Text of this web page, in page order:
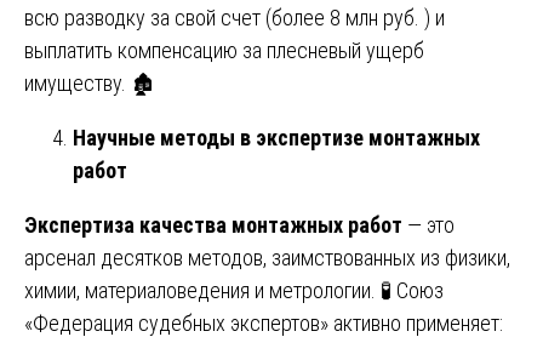
всю разводку за свой счет (более 8 млн руб. ) и
выплатить компенсацию за плесневый ущерб
имуществу. 🏚️
Научные методы в экспертизе монтажных
работ
Экспертиза качества монтажных работ — это
арсенал десятков методов, заимствованных из физики,
химии, материаловедения и метрологии. 🧪 Союз
«Федерация судебных экспертов» активно применяет: